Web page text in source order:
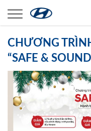
Toggle navigation
CHƯƠNG
“SAFE &